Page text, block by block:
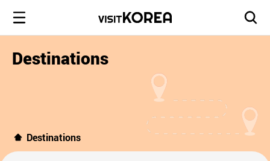
Destinations
Destinations